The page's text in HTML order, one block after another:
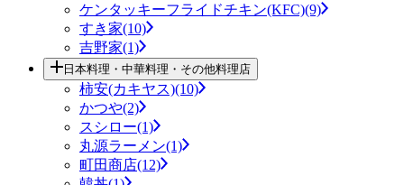
ケンタッキーフライドチキン(KFC)(9)
すき家(10)
吉野家(1)
日本料理・中華料理・その他料理店
柿安(カキヤス)(10)
かつや(2)
スシロー(1)
丸源ラーメン(1)
町田商店(12)